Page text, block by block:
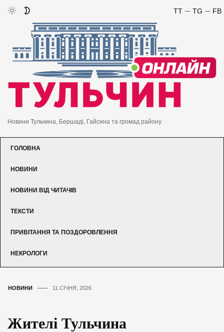
FB
TG
TT
Новини Тульчина, Бершаді, Гайсина та громад району
ГОЛОВНА
НОВИНИ
НОВИНИ ВІД ЧИТАЧІВ
ТЕКСТИ
ПРИВІТАННЯ ТА ПОЗДОРОВЛЕННЯ
НЕКРОЛОГИ
НОВИНИ 11 СІЧНЯ, 2026
Жителі Тульчина